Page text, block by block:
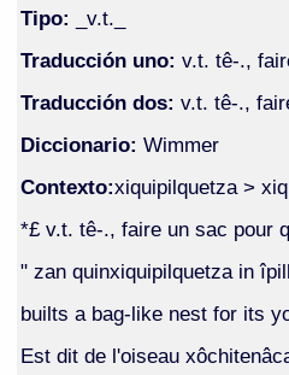
Tipo: _v.t._
Traducción uno: v.t. tê-.,
Traducción dos: v.t. tê-.,
Diccionario: Wimmer
Contexto:xiquipilquetza >
*£ v.t. tê-., faire un sac pour
" zan quinxiquipilquetza in
builts a bag-like nest for its
Est dit de l'oiseau